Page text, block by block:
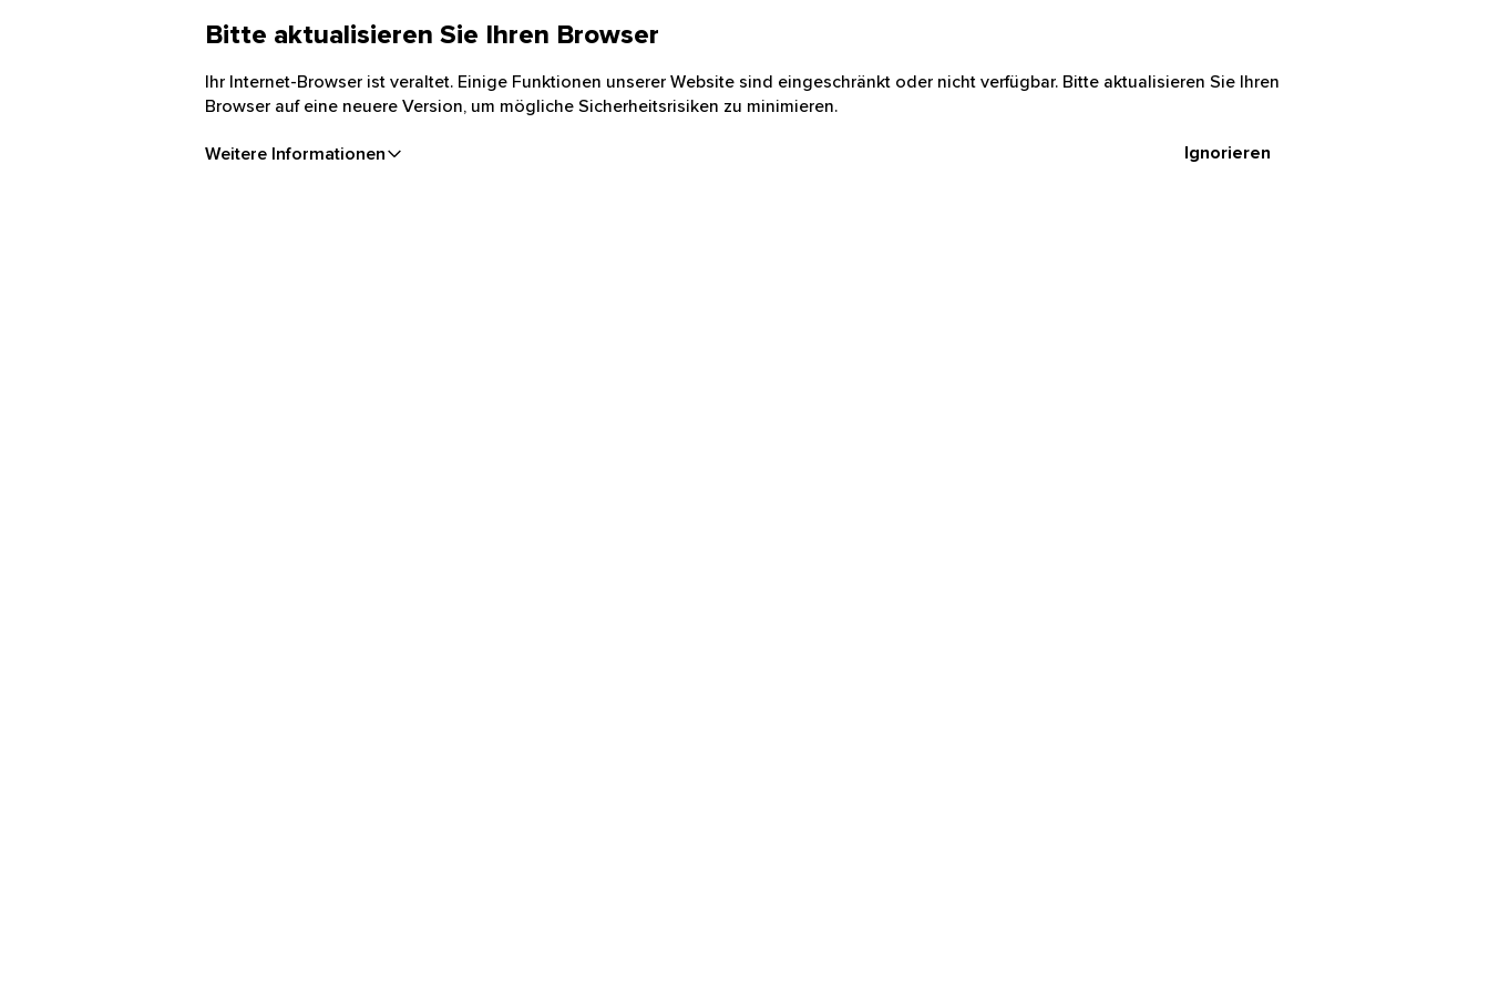
Bitte aktualisieren Sie Ihren Browser
Ihr Internet-Browser ist veraltet. Einige Funktionen unserer Website sind eingeschränkt oder nicht verfügbar. Bitte aktualisieren Sie Ihren
Browser auf eine neuere Version, um mögliche Sicherheitsrisiken zu minimieren.
Weitere Informationen Ignorieren